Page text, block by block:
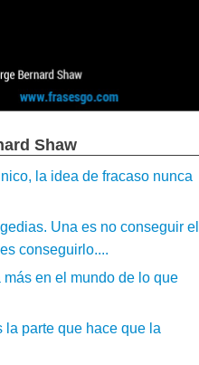
Shaw
la idea de fracaso nunca
Una es no conseguir el
conseguirlo....
en el mundo de lo que
la parte que hace que la